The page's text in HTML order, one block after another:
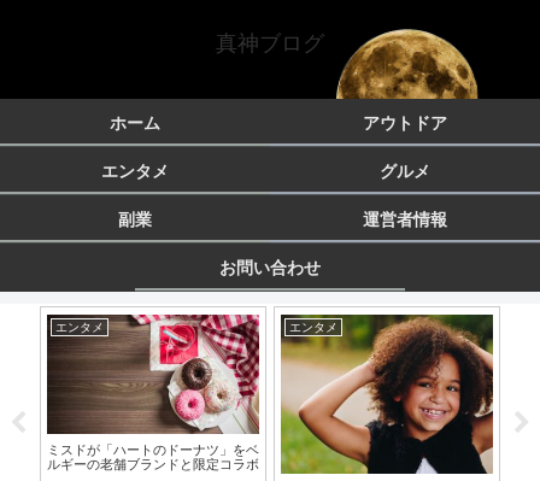
真神ブログ
ホーム アウトドア
エンタメ グルメ
副業 運営者情報
お問い合わせ
エンタメ
ミスドが「ハートのドーナツ」をベ
ルギーの老舗ブランドと限定コラボ
エンタメ